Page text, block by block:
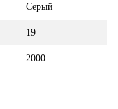
Серый
19
2000